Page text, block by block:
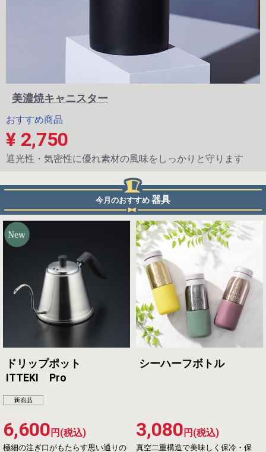
美濃焼キャニスター
おすすめ商品
¥ 2,750
遮光性・気密性に優れ素材の風味をしっかりと守ります
今月のおすすめ 器具
ドリップポット
ITTEKI Pro
極細の注ぎ口がもたらす思い通りの
6,600 円(税込)
シーハーフボトル
真空二重構造で美味しく保冷・保
3,080 円(税込)